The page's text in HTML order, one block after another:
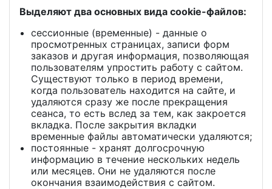
Выделяют два основных вида cookie-файлов:
сессионные (временные) - данные о
просмотренных страницах, записи форм
заказов и другая информация, позволяющая
пользователям упростить работу с сайтом.
Существуют только в период времени,
когда пользователь находится на сайте, и
удаляются сразу же после прекращения
сеанса, то есть вслед за тем, как закроется
вкладка. После закрытия вкладки
временные файлы автоматически удаляются;
постоянные - хранят долгосрочную
информацию в течение нескольких недель
или месяцев. Они не удаляются после
окончания взаимодействия с сайтом.